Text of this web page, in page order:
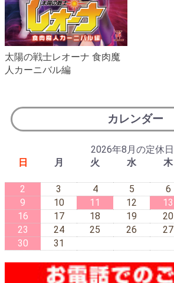
太陽の戦士レオーナ 食肉魔
人カーニバル編
カレンダー
2026年8月の定休日
日
月 火 水 木
2
3 4 5 6
9
10 11 12 13
16
17 18 19 20
23
24 25 26 27
30
31